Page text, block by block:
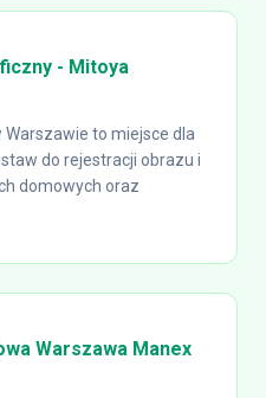
- Mitoya
to miejsce dla
do rejestracji obrazu i
domowych oraz
Warszawa Manex